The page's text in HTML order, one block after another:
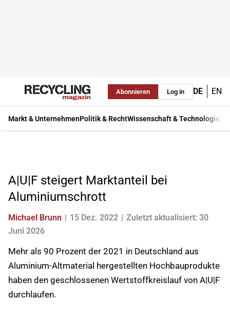
Abonnieren Log in DE EN
Markt & UnternehmenPolitik & RechtWissenschaft & Technologie
A|U|F steigert Marktanteil bei
Aluminiumschrott
Michael Brunn 15 Dez. 2022
Zuletzt aktualisiert: 30
Juni 2026
Mehr als 90 Prozent der 2021 in Deutschland aus
Aluminium-Altmaterial hergestellten Hochbauprodukte
haben den geschlossenen Wertstoffkreislauf von A|U|F
durchlaufen.